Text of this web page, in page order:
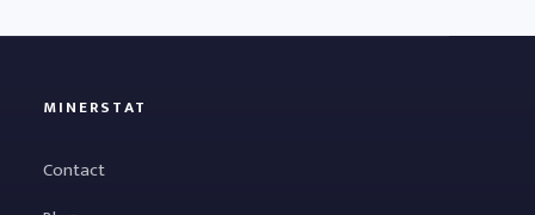
MINERSTAT
Contact